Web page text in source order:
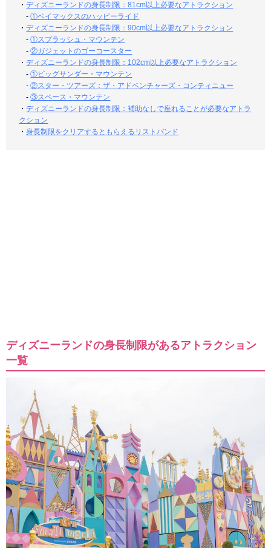
・ディズニーランドの身長制限：81cm以上必要なアトラクション
-①ベイマックスのハッピーライド
・ディズニーランドの身長制限：90cm以上必要なアトラクション
-①スプラッシュ・マウンテン
-②ガジェットのゴーコースター
・ディズニーランドの身長制限：102cm以上必要なアトラクション
-①ビッグサンダー・マウンテン
-②スター・ツアーズ：ザ・アドベンチャーズ・コンティニュー
-③スペース・マウンテン
・ディズニーランドの身長制限：補助なしで座れることが必要なアトラ
クション
・身長制限をクリアするともらえるリストバンド
ディズニーランドの身長制限があるアトラクション
一覧